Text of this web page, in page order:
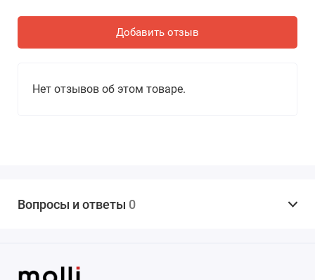
Работа косметологического аппарата от сети.
3D фиксатор картриджей.
Лазерная заточка игл.
Области применения:
Уменьшение расширенных пор на лице.
Лечение алопеции (облысение).
Добавить отзыв
Нет отзывов об этом товаре.
Вопросы и ответы 0